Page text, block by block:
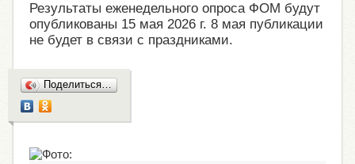
Результаты еженедельного опроса ФОМ будут
опубликованы 15 мая 2026 г. 8 мая публикации
не будет в связи с праздниками.
Поделиться…